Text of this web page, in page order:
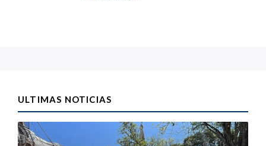
ULTIMAS NOTICIAS